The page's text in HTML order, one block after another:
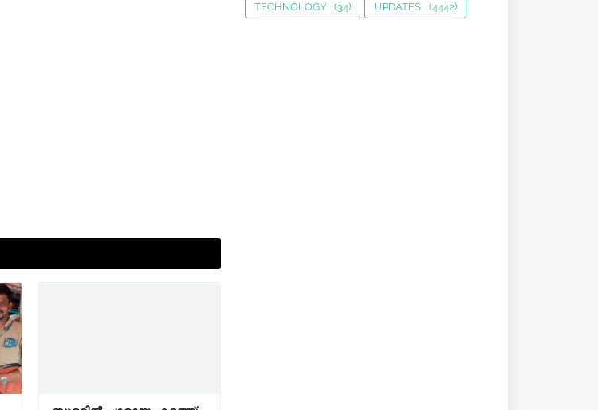
TECHNOLOGY (34) UPDATES (4442)